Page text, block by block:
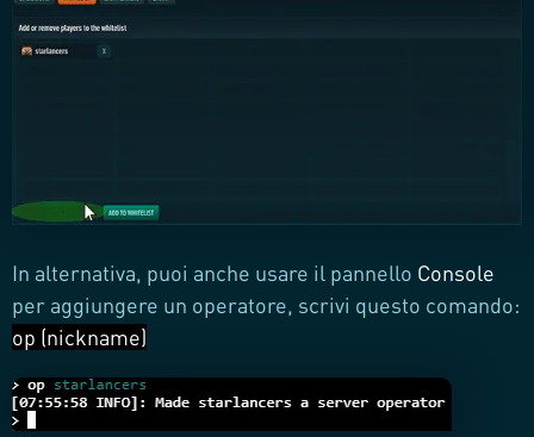
In alternativa, puoi anche usare il pannello Console
per aggiungere un operatore, scrivi questo comando:
op (nickname)